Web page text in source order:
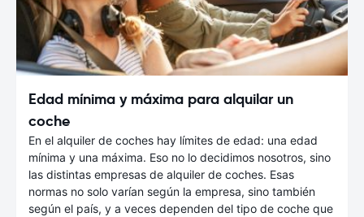
Edad mínima y máxima para alquilar un
coche
En el alquiler de coches hay límites de edad: una edad
mínima y una máxima. Eso no lo decidimos nosotros, sino
las distintas empresas de alquiler de coches. Esas
normas no solo varían según la empresa, sino también
según el país, y a veces dependen del tipo de coche que